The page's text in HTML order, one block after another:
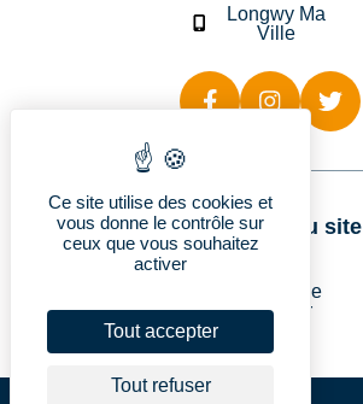
Longwy Ma
Ville
Rubriques du site
Vie pratique
Découvrir
Ce site utilise des cookies et
vous donne le contrôle sur
ceux que vous souhaitez
activer
Tout accepter
Tout refuser